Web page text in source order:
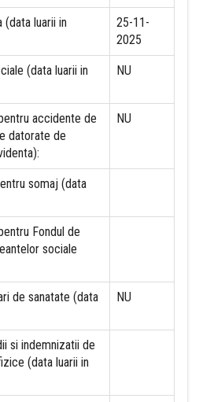
(data luarii in
25-11-
2025
(data luarii in
NU
accidente de
datorate de
NU
somaj (data
Fondul de
sociale
de sanatate (data
NU
si indemnizatii de
(data luarii in